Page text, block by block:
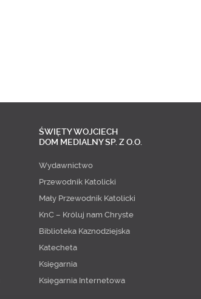
ŚWIĘTY WOJCIECH
DOM MEDIALNY SP. Z O.O.
Wydawnictwo
Przewodnik Katolicki
Mały Przewodnik Katolicki
KnC – Króluj nam Chryste
Biblioteka Kaznodziejska
Katecheta
Księgarnia
Księgarnia Internetowa